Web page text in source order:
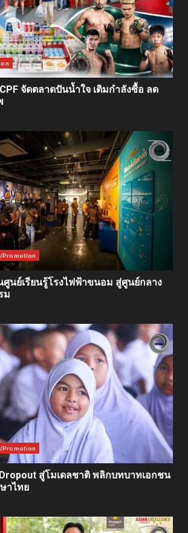
จัดตลาดปันน้ำใจ เติมกำลังซื้อ ลด
Promotion
ศูนย์เรียนรู้โรงไฟฟ้าขนอม สู่ศูนย์กลาง
ม
Promotion
สู่โมเดลชาติ พลิกบทบาทเอกชน
าไทย